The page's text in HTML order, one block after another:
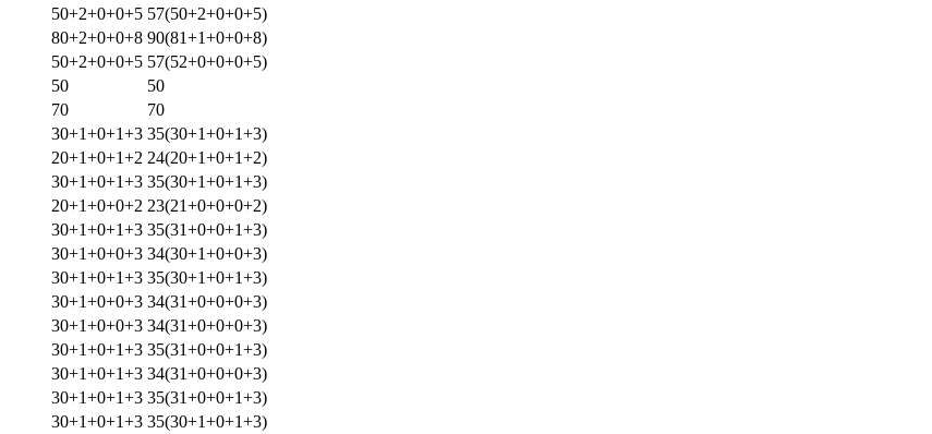
50+2+0+0+5 57(50+2+0+0+5)
80+2+0+0+8 90(81+1+0+0+8)
50+2+0+0+5 57(52+0+0+0+5)
50
50
70
70
30+1+0+1+3 35(30+1+0+1+3)
20+1+0+1+2 24(20+1+0+1+2)
30+1+0+1+3 35(30+1+0+1+3)
20+1+0+0+2 23(21+0+0+0+2)
30+1+0+1+3 35(31+0+0+1+3)
30+1+0+0+3 34(30+1+0+0+3)
30+1+0+1+3 35(30+1+0+1+3)
30+1+0+0+3 34(31+0+0+0+3)
30+1+0+0+3 34(31+0+0+0+3)
30+1+0+1+3 35(31+0+0+1+3)
30+1+0+1+3 34(31+0+0+0+3)
30+1+0+1+3 35(31+0+0+1+3)
30+1+0+1+3 35(30+1+0+1+3)